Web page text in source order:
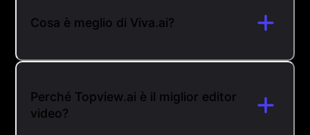
Cosa è meglio di Viva.ai?
Perché Topview.ai è il miglior editor
video?